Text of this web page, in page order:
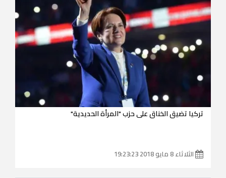
تركيا تضيق الخناق على حزب "المرأة الحديدية"
الثلاثاء 8 مايو 2018 19:23:23